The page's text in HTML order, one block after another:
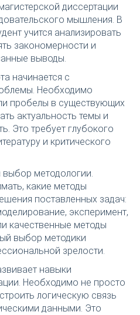
диссертации
мышления. В
учится анализировать
закономерности и
выводы.
начинается с
Необходимо
пробелы в существующих
актуальность темы и
Это требует глубокого
и критического
методологии.
какие методы
поставленных задач:
эксперимент,
качественные методы
выбор методики
зрелости.
навыки
Необходимо не просто
логическую связь
данными. Это